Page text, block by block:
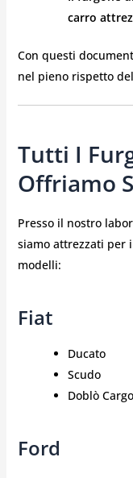
carro
Con questi
nel pieno rispetto
Tutti I
Offriamo
Presso il nostro
siamo attrezzati per
modelli:
Fiat
Ducato
Scudo
Doblò Cargo
Ford